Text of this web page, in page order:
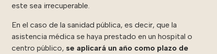
este sea irrecuperable.
En el caso de la sanidad pública, es decir, que la
asistencia médica se haya prestado en un hospital o
centro público, se aplicará un año como plazo de